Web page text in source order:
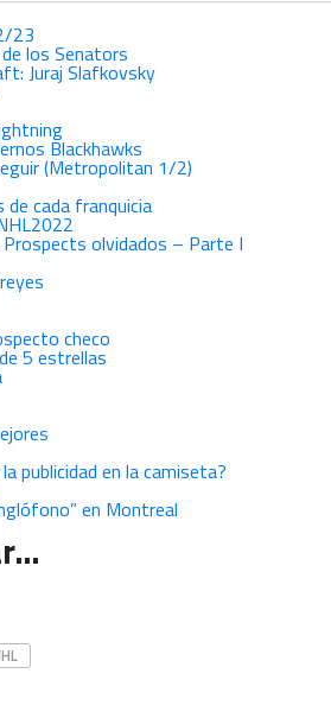
23
los Senators
Juraj Slafkovsky
Blackhawks
(Metropolitan 1/2)
cada franquicia
Prospects olvidados – Parte I
checo
5 estrellas
publicidad en la camiseta?
en Montreal